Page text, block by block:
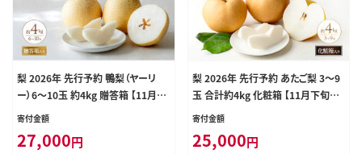
梨 2026年 先行予約 鴨梨（ヤーリ
ー）6～10玉 約4kg 贈答箱 【11月下
旬～12月中旬頃発送】ナシ なし 岡
石原果樹園 ヤーリー
寄付金額
27,000円
梨 2026年 先行予約 あたご梨 3～9
玉 合計約4kg 化粧箱 【11月下旬～1
2月中旬頃発送】ナシ なし 岡山県産
園 愛宕梨 日本一大きな梨
寄付金額
25,000円